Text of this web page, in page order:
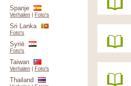
Spanje
Verhalen | Foto's
Sri Lanka
Foto's
Syrië
Foto's
Taiwan
Verhalen | Foto's
Thailand